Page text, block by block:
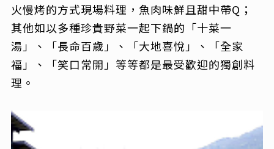
火慢烤的方式現場料理，魚肉味鮮且甜中帶Q；
其他如以多種珍貴野菜一起下鍋的「十菜一
湯」、「長命百歲」、「大地喜悅」、「全家
福」、「笑口常開」等等都是最受歡迎的獨創料
理。